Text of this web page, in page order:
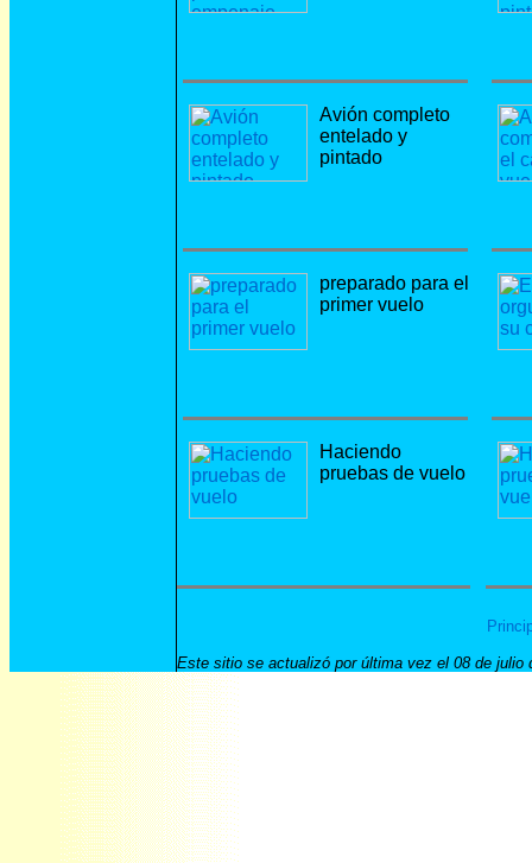
Avión completo
entelado y
pintado
preparado para el
primer vuelo
Haciendo
pruebas de vuelo
Este sitio se actualizó por última vez el 08 de julio